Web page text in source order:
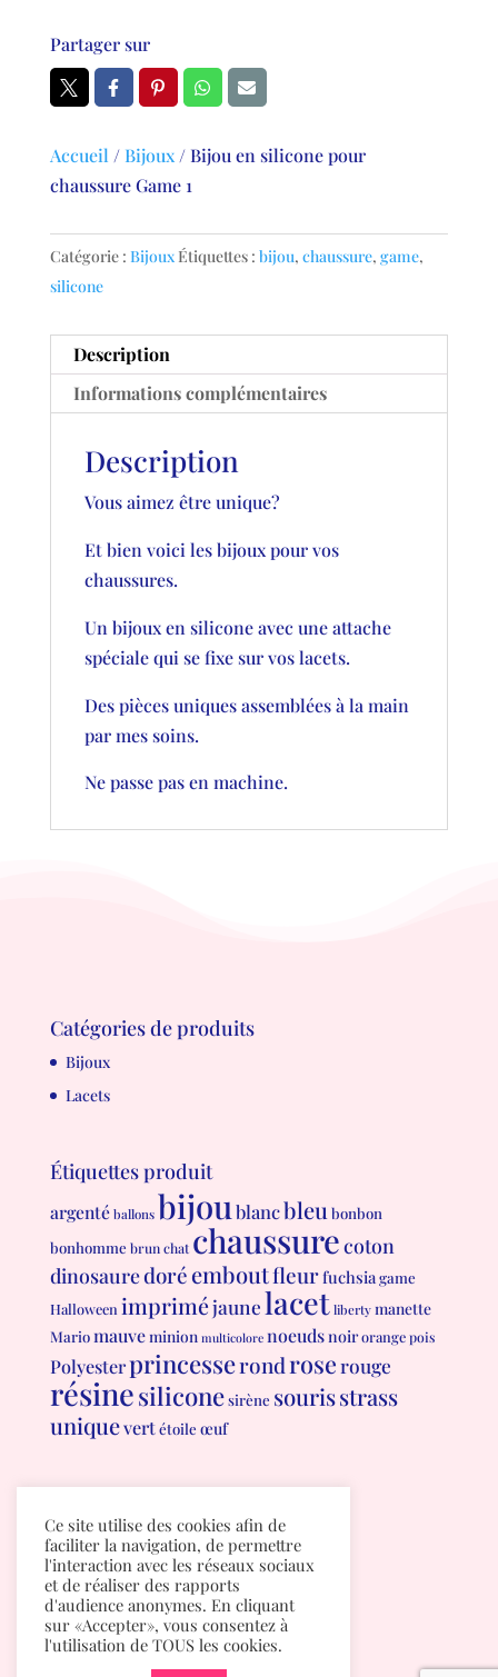
Partager sur
Accueil /Bijoux/Bijou en silicone pour
chaussure Game 1
Catégorie : Bijoux Étiquettes : bijou, chaussure, game,
silicone
Description
Informations complémentaires
Description
Vous aimez être unique?
Et bien voici les bijoux pour vos
chaussures.
Un bijoux en silicone avec une attache
spéciale qui se fixe sur vos lacets.
Des pièces uniques assemblées à la main
par mes soins.
Ne passe pas en machine.
Catégories de produits
Bijoux
Lacets
Étiquettes produit
argenté ballons bijou blancbleu bonbon
bonhomme brun chat chaussurecoton
dinosauredoré emboutfleurfuchsiagame
Halloween impriméjaunelacet liberty manette
Mariomauveminion multicolore noeudsnoirorange pois
Polyesterprincesserondroserouge
résinesiliconesirène sourisstrass
uniquevertétoile œuf
Politique de confidentialité
Ce site utilise des cookies afin de
faciliter la navigation, de permettre
l'interaction avec les réseaux sociaux
et de réaliser des rapports
d'audience anonymes. En cliquant
sur «Accepter», vous consentez à
l'utilisation de TOUS les cookies.